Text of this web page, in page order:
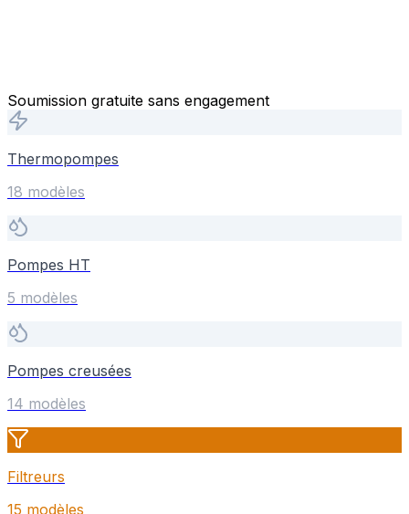
Soumission gratuite sans engagement
Thermopompes
18 modèles
Pompes HT
5 modèles
Pompes creusées
14 modèles
Filtreurs
15 modèles